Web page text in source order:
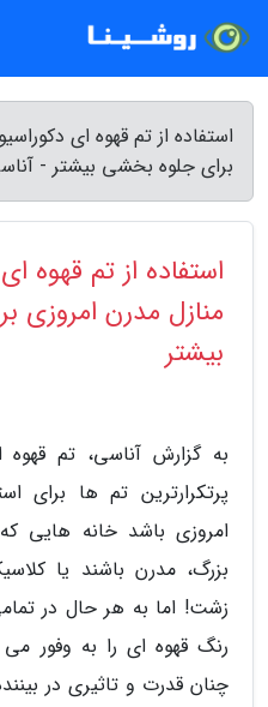
استفاده از تم قهوه ای
برای جلوه بخشی بیشتر -
استفاده از تم قهوه
منازل مدرن امروزی
بیشتر
به گزارش آناسی، تم قهوه
پرتکرارترین تم ها برای
امروزی باشد خانه هایی
بزرگ، مدرن باشند یا
زشت! اما به هر حال در
رنگ قهوه ای را به وفور
چنان قدرت و تاثیری در